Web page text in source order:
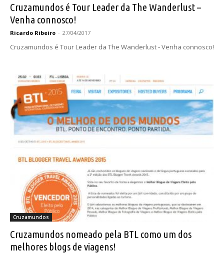
Cruzamundos é Tour Leader da The Wanderlust –
Venha connosco!
Ricardo Ribeiro - 27/04/2017
Cruzamundos é Tour Leader da The Wanderlust - Venha connosco!
Cruzamundos
Cruzamundos nomeado pela BTL como um dos
melhores blogs de viagens!